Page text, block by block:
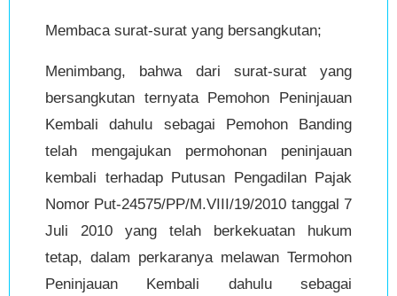
Membaca surat-surat yang bersangkutan;
Menimbang, bahwa dari surat-surat yang
bersangkutan ternyata Pemohon Peninjauan
Kembali dahulu sebagai Pemohon Banding
telah mengajukan permohonan peninjauan
kembali terhadap Putusan Pengadilan Pajak
Nomor Put-24575/PP/M.VIII/19/2010 tanggal 7
Juli 2010 yang telah berkekuatan hukum
tetap, dalam perkaranya melawan Termohon
Peninjauan Kembali dahulu sebagai